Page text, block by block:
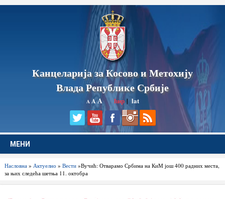
Канцеларија за Косово и Метохију
Влада Републике Србије
A AA ћир|lat
МЕНИ
Насловна» Актуелно » Вести»Вучић: Отварамо Србима на КиМ још 400 радних места,
за њих следећа шетња 11. октобра